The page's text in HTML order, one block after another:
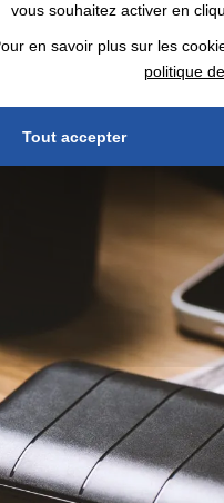
vous souhaitez activer en
en savoir plus sur les
politique
Tout accepter